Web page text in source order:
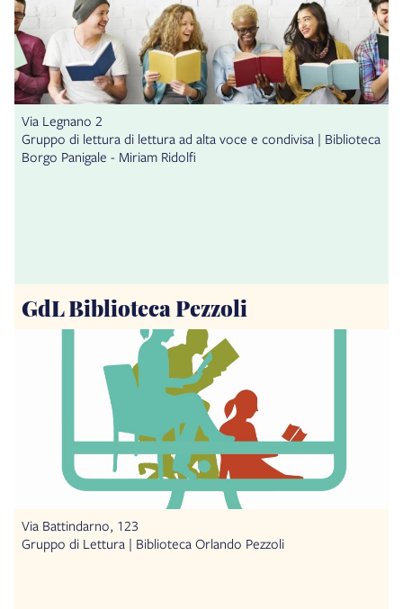
Via Legnano 2
Gruppo di lettura di lettura ad alta voce e condivisa | Biblioteca
Borgo Panigale - Miriam Ridolfi
GdL Biblioteca Pezzoli
Via Battindarno, 123
Gruppo di Lettura | Biblioteca Orlando Pezzoli